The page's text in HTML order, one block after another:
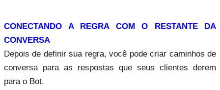
CONECTANDO A REGRA COM O RESTANTE DA
CONVERSA
Depois de definir sua regra, você pode criar caminhos de
conversa para as respostas que seus clientes derem
para o Bot.